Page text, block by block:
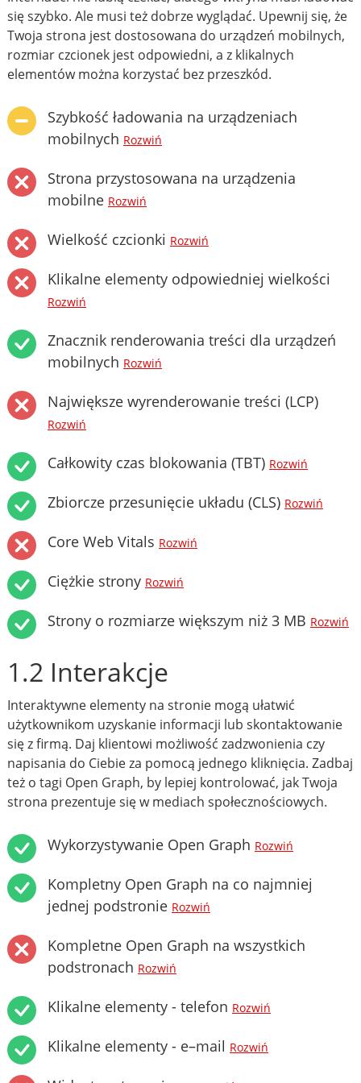
się szybko. Ale musi też dobrze wyglądać. Upewnij się, że
Twoja strona jest dostosowana do urządzeń mobilnych,
rozmiar czcionek jest odpowiedni, a z klikalnych
elementów można korzystać bez przeszkód.
Szybkość ładowania na urządzeniach
mobilnych Rozwiń
Strona przystosowana na urządzenia
mobilne Rozwiń
Wielkość czcionki Rozwiń
Klikalne elementy odpowiedniej wielkości
Rozwiń
Znacznik renderowania treści dla urządzeń
mobilnych Rozwiń
Największe wyrenderowanie treści (LCP)
Rozwiń
Całkowity czas blokowania (TBT) Rozwiń
Zbiorcze przesunięcie układu (CLS) Rozwiń
Core Web Vitals Rozwiń
Ciężkie strony Rozwiń
Strony o rozmiarze większym niż 3 MB Rozwiń
1.2 Interakcje
Interaktywne elementy na stronie mogą ułatwić
użytkownikom uzyskanie informacji lub skontaktowanie
się z firmą. Daj klientowi możliwość zadzwonienia czy
napisania do Ciebie za pomocą jednego kliknięcia. Zadbaj
też o tagi Open Graph, by lepiej kontrolować, jak Twoja
strona prezentuje się w mediach społecznościowych.
Wykorzystywanie Open Graph Rozwiń
Kompletny Open Graph na co najmniej
jednej podstronie Rozwiń
Kompletne Open Graph na wszystkich
podstronach Rozwiń
Klikalne elementy - telefon Rozwiń
Klikalne elementy - e–mail Rozwiń